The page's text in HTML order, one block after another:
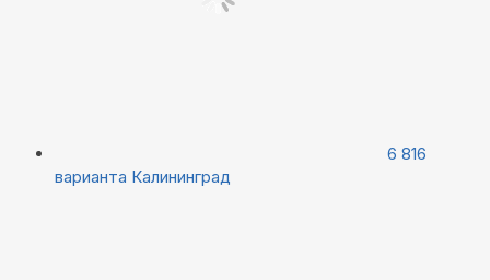
6 816
варианта Калининград